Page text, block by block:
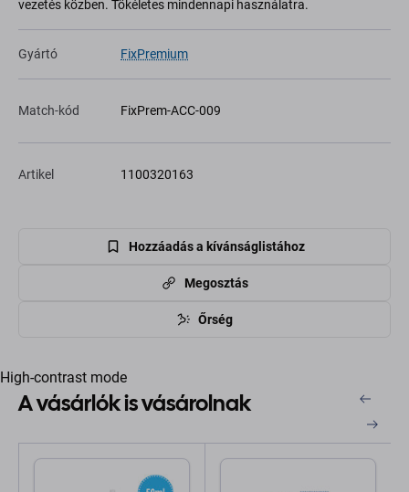
vezetés közben. Tökéletes mindennapi használatra.
Gyártó FixPremium
Match-kód FixPrem-ACC-009
Artikel 1100320163
Hozzáadás a kívánságlistához
Megosztás
Őrség
High-contrast mode
A vásárlók is vásárolnak